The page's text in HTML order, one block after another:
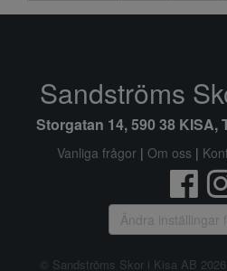
Sandströms
Storgatan 14, 590 38 KISA,
Vanliga frågor | Om oss |
Ändra inställingar
© Sandströms Skor i Kisa AB